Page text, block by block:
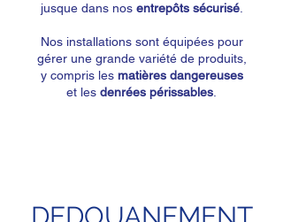
jusque dans nos entrepôts sécurisé.
Nos installations sont équipées pour
gérer une grande variété de produits,
y compris les matières dangereuses
et les denrées périssables